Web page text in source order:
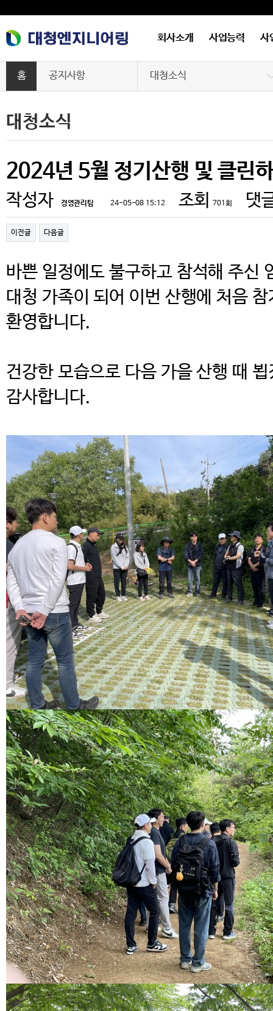
회사소개 사업능력 사
홈 공지사항
사업능력
사업실적
구매정보
공지사항
대청소식
대청소식
2024년 5월 정기산행 및 클린
작성자 경영관리팀 24-05-08 15:12 조회 701회 댓
이전글 다음글
바쁜 일정에도 불구하고 참석해 주신
대청 가족이 되어 이번 산행에 처음
환영합니다.
건강한 모습으로 다음 가을 산행 때
감사합니다.